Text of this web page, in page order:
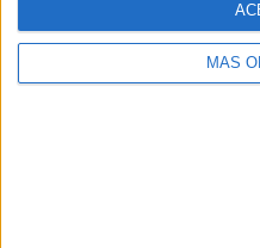
MÁS
SIGUE NUESTROS